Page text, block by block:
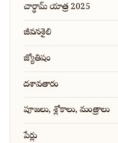
చార్ధామ్ యాత్ర 2025
జీవనశైలి
జ్యోతిషం
దశావతారం
పూజలు, శ్లోకాలు, మంత్రాలు
పేర్లు